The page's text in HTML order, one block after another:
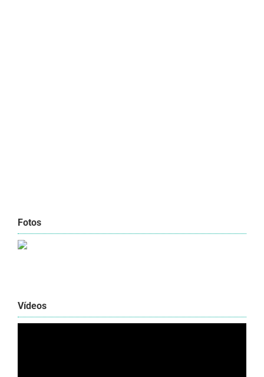
Fotos
Vídeos